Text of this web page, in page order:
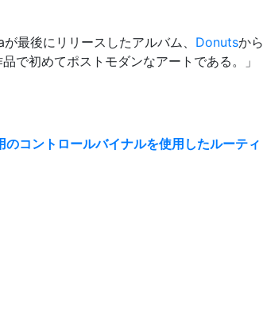
最後にリリースしたアルバム、 Donutsから
初めてポストモダンなアートである。」
コントロールバイナルを使用したルーティ